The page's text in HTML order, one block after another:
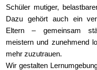
Schüler mutiger,
Dazu gehört auch ein
Eltern – gemeinsam
meistern und zunehmend
mehr zuzutrauen.
Wir gestalten